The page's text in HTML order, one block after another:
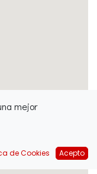
mejor
de Cookies Acepto